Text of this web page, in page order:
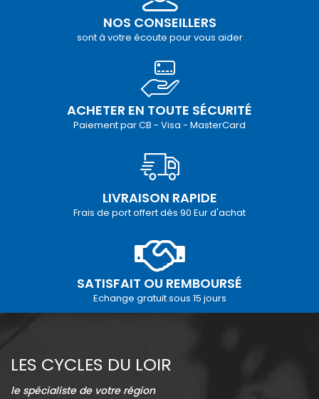
NOS CONSEILLERS
sont à votre écoute pour vous aider
ACHETER EN TOUTE SÉCURITÉ
Paiement par CB - Visa - MasterCard
LIVRAISON RAPIDE
Frais de port offert dés 90 Eur d'achat
SATISFAIT OU REMBOURSÉ
Echange gratuit sous 15 jours
LES CYCLES DU LOIR
le spécialiste de votre région